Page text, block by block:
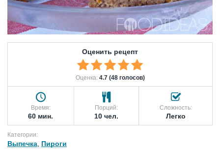
Оценить рецепт
Оценка: 4.7 (48 голосов)
Время:
60 мин.
Порций:
10 чел.
Сложность:
Легко
Категории:
Выпечка Пироги